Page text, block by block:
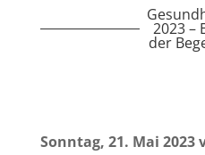
2023 –
der
Sonntag, 21. Mai 2023